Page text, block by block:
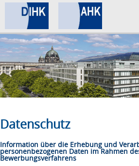
Home
Datenschutz
Impressum
Datenschutz
Information über die Erhebung und
personenbezogenen Daten im Rahmen
Bewerbungsverfahrens